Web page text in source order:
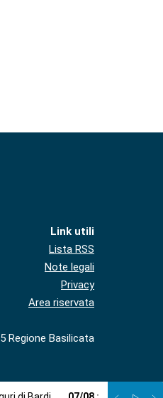
Link utili
Lista RSS
Note legali
Privacy
Area riservata
Regione Basilicata